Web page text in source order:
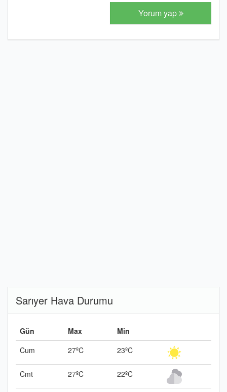
Yorum yap
Sarıyer Hava Durumu
Gün Max
Min
Cum
27ºC 23ºC
Cmt 27ºC 22ºC